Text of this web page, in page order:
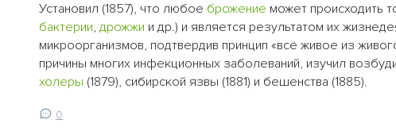
Установил (1857), что любое брожение может происходить
бактерии, дрожжи и др.) и является результатом их
микроорганизмов, подтвердив принцип «всё живое из
причины многих инфекционных заболеваний, изучил
холеры (1879), сибирской язвы (1881) и бешенства (1885).
0